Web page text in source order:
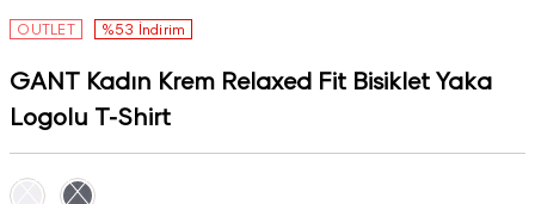
OUTLET %53 İndirim
GANT Kadın Krem Relaxed Fit Bisiklet Yaka
Logolu T-Shirt